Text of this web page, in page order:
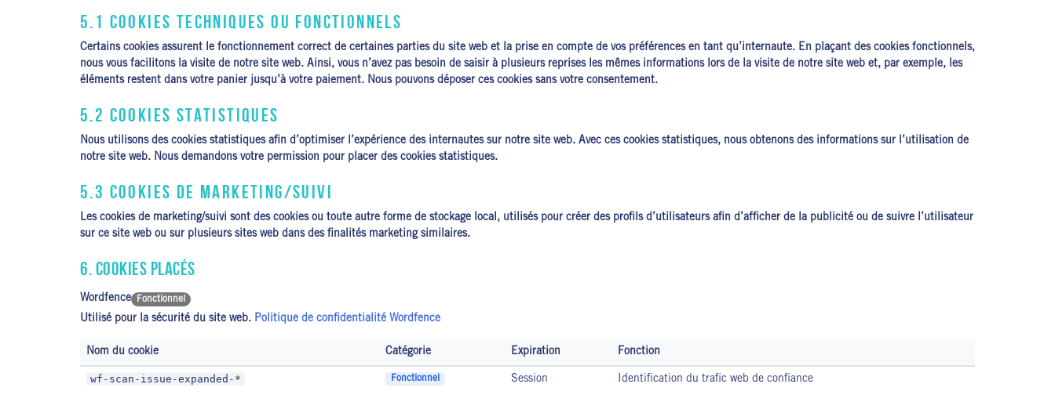
5.1 COOKIES TECHNIQUES OU FONCTIONNELS
Certains cookies assurent le fonctionnement correct de certaines parties du site web et la prise en compte de vos préférences en tant qu’internaute. En plaçant des cookies fonctionnels,
nous vous facilitons la visite de notre site web. Ainsi, vous n’avez pas besoin de saisir à plusieurs reprises les mêmes informations lors de la visite de notre site web et, par exemple, les
éléments restent dans votre panier jusqu’à votre paiement. Nous pouvons déposer ces cookies sans votre consentement.
5.2 COOKIES STATISTIQUES
Nous utilisons des cookies statistiques afin d’optimiser l’expérience des internautes sur notre site web. Avec ces cookies statistiques, nous obtenons des informations sur l’utilisation de
notre site web. Nous demandons votre permission pour placer des cookies statistiques.
5.3 COOKIES DE MARKETING/SUIVI
Les cookies de marketing/suivi sont des cookies ou toute autre forme de stockage local, utilisés pour créer des profils d’utilisateurs afin d’afficher de la publicité ou de suivre l’utilisateur
sur ce site web ou sur plusieurs sites web dans des finalités marketing similaires.
6. COOKIES PLACÉS
Wordfence Fonctionnel
Utilisé pour la sécurité du site web. Politique de confidentialité Wordfence
Nom du cookie Catégorie Expiration Fonction
wf-scan-issue-expanded-* Fonctionnel Session Identification du trafic web de confiance